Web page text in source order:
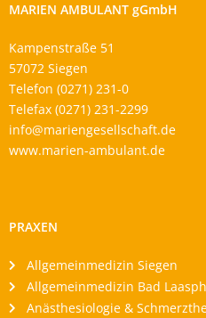
MARIEN AMBULANT gGmbH
Kampenstraße 51
57072 Siegen
Telefon (0271) 231-0
Telefax (0271) 231-2299
info@mariengesellschaft.de
www.marien-ambulant.de
PRAXEN
Allgemeinmedizin Siegen
Allgemeinmedizin Bad
Anästhesiologie &